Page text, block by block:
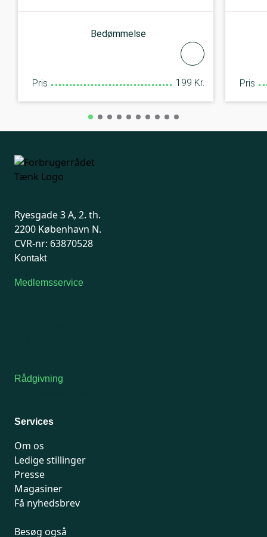
Bedømmelse
Pris 199 Kr. Pris
Ryesgade 3 A, 2. th.
2200 København N.
CVR-nr: 63870528
Kontakt
Medlemsservice
Rådgivning
Services
Om os
Ledige stillinger
Presse
Magasiner
Få nyhedsbrev
Besøg også